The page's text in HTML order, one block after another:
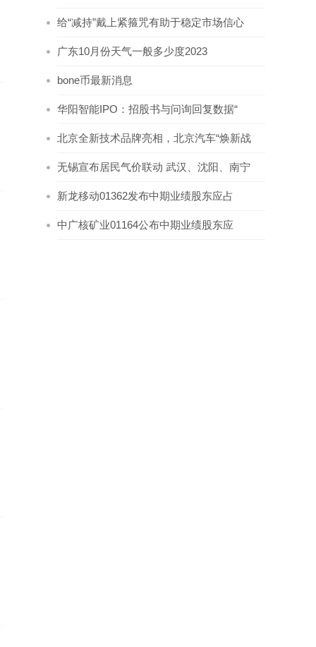
给“减持”戴上紧箍咒有助于稳定市场信心
广东10月份天气一般多少度2023
bone币最新消息
华阳智能IPO：招股书与问询回复数据“
北京全新技术品牌亮相，北京汽车“焕新战
无锡宣布居民气价联动 武汉、沈阳、南宁
新龙移动01362发布中期业绩股东应占
中广核矿业01164公布中期业绩股东应